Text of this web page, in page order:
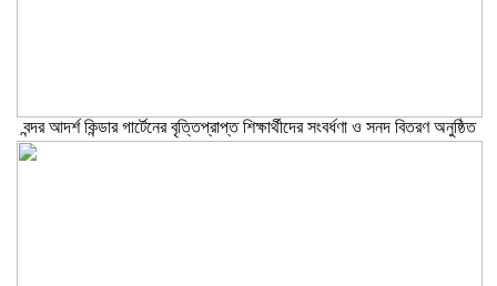
বন্দর আদর্শ কিন্ডার গার্টেনের বৃত্তিপ্রাপ্ত শিক্ষার্থীদের সংবর্ধণা ও সনদ বিতরণ অনুষ্ঠিত